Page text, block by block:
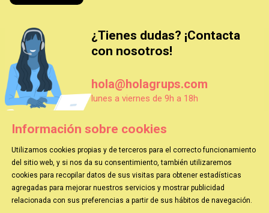
¿Tienes dudas? ¡Contacta
con nosotros!
hola@holagrups.com
lunes a viernes de 9h a 18h
HOLA GRUPS | TEATRO VICTORIA
Información sobre cookies
Utilizamos cookies propias y de terceros para el correcto funcionamiento
del sitio web, y si nos da su consentimiento, también utilizaremos
cookies para recopilar datos de sus visitas para obtener estadísticas
agregadas para mejorar nuestros servicios y mostrar publicidad
relacionada con sus preferencias a partir de sus hábitos de navegación.